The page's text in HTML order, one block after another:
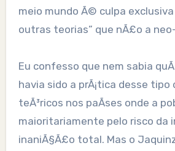
meio mundo Ã© culpa exclusiva
outras teorias” que nÃ£o a
Eu confesso que nem sabia
havia sido a prÃ¡tica desse tipo
teÃ³ricos nos paÃ­ses onde a
maioritariamente pelo risco da
inaniÃ§Ã£o total. Mas o